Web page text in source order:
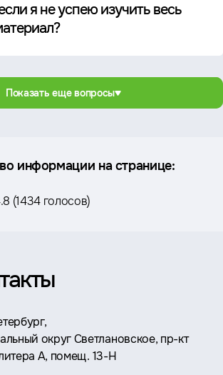
я не успею изучить весь
Показать еще вопросы
информации на странице:
(1434 голосов)
округ Светлановское, пр-кт
литера А, помещ. 13-Н